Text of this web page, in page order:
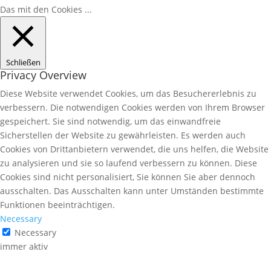
Das mit den Cookies ...
Schließen
Privacy Overview
Diese Website verwendet Cookies, um das Besuchererlebnis zu
verbessern. Die notwendigen Cookies werden von Ihrem Browser
gespeichert. Sie sind notwendig, um das einwandfreie
Sicherstellen der Website zu gewährleisten. Es werden auch
Cookies von Drittanbietern verwendet, die uns helfen, die Website
zu analysieren und sie so laufend verbessern zu können. Diese
Cookies sind nicht personalisiert, Sie können Sie aber dennoch
ausschalten. Das Ausschalten kann unter Umständen bestimmte
Funktionen beeinträchtigen.
Necessary
Necessary
immer aktiv